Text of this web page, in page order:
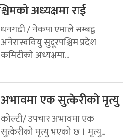
अध्यक्षमा राई
धनगढी / नेकपा एमाले सम्बद्व
अनेरास्ववियु सुदूरपश्चिम प्रदेश
कमिटीको अध्यक्षमा...
एक सुत्केरीको मृत्यु
कोल्टी/ उपचार अभावमा एक
सुत्केरीको मृत्यु भएको छ । मृत्यु...